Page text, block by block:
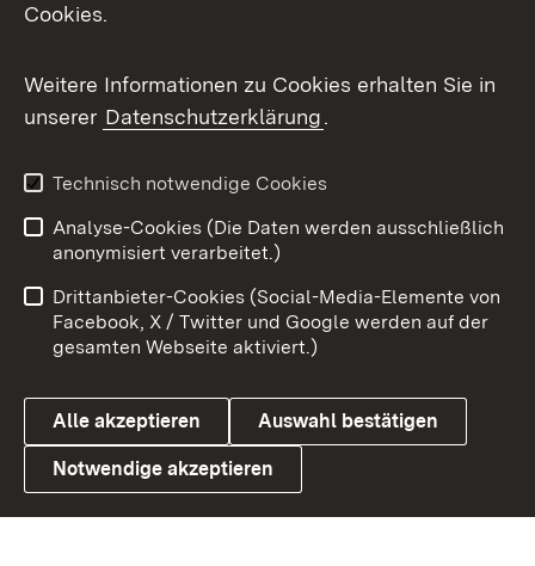
Messenger
Social Wall
X / Twitter
Youtube
Link zum Landesportal
Benutzungshinweise
Barrierefreiheit
Datenschutz
Cookies
Cookies.
Weitere Informationen zu Cookies erhalten Sie in
unserer Datenschutzerklärung.
Technisch notwendige Cookies
Analyse-Cookies (Die Daten werden ausschließlich
anonymisiert verarbeitet.)
Drittanbieter-Cookies (Social-Media-Elemente von
Facebook, X / Twitter und Google werden auf der
gesamten Webseite aktiviert.)
Alle akzeptieren Auswahl bestätigen
Notwendige akzeptieren